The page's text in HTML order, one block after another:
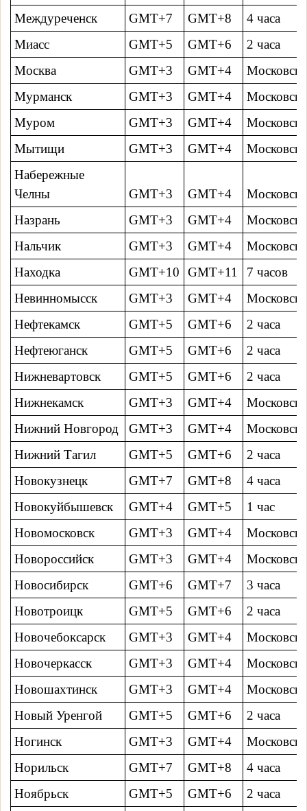
Междуреченск
GMT+7 GMT+8
4 часa
Миасс
GMT+5 GMT+6
2 часa
Москва
GMT+3 GMT+4
Мурманск
GMT+3 GMT+4
Муром
GMT+3 GMT+4
Мытищи
GMT+3 GMT+4
Набережные
Челны
GMT+3 GMT+4
Назрань
GMT+3 GMT+4
Нальчик
GMT+3 GMT+4
Находка
GMT+10 GMT+11
7 часов
Невинномысск
GMT+3 GMT+4
Нефтекамск
GMT+5 GMT+6
2 часa
Нефтеюганск
GMT+5 GMT+6
2 часa
Нижневартовск
GMT+5 GMT+6
2 часa
Нижнекамск
GMT+3 GMT+4
Нижний Новгород
GMT+3 GMT+4
Нижний Тагил
GMT+5 GMT+6
2 часa
Новокузнецк
GMT+7 GMT+8
4 часa
Новокуйбышевск
GMT+4 GMT+5
1 час
Новомосковск
GMT+3 GMT+4
Новороссийск
GMT+3 GMT+4
Новосибирск
GMT+6 GMT+7
3 часa
Новотроицк
GMT+5 GMT+6
2 часa
Новочебоксарск
GMT+3 GMT+4
Новочеркасск
GMT+3 GMT+4
Новошахтинск
GMT+3 GMT+4
Новый Уренгой
GMT+5 GMT+6
2 часa
Ногинск
GMT+3 GMT+4
Норильск
GMT+7 GMT+8
4 часa
Ноябрьск
GMT+5 GMT+6
2 часa